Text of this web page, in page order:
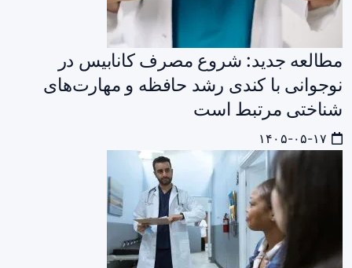
مطالعه جدید: شروع مصرف کانابیس در
نوجوانی با کندی رشد حافظه و مهارت‌های
شناختی مرتبط است